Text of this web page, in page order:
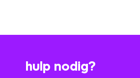
hulp nodig?